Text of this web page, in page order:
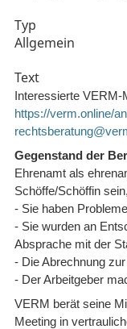
Typ
Allgemein
Text
Interessierte
https://verm.online/
Gegenstand der
Ehrenamt als
Schöffe/Schöffin
- Sie haben
- Sie wurden an
Absprache mit der
- Die Abrechnung
- Der Arbeitgeber
VERM berät seine
Meeting in